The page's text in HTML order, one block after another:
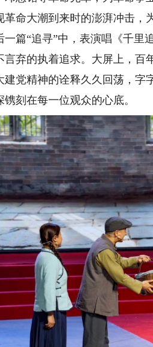
革命大潮到来时的澎湃冲击，
“追寻”中，表演唱《千里
言弃的执着追求。大屏上，百
建党精神的诠释久久回荡，字
镌刻在每一位观众的心底。